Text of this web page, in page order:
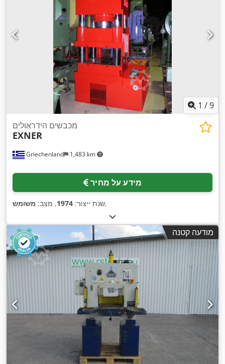
1 /9
Griechenland 1,483 km
מכבשים הידראולים
EXNER
מידע על מחיר
שנת ייצור: 1974, מצב: משומש ,
מודעה קטנה